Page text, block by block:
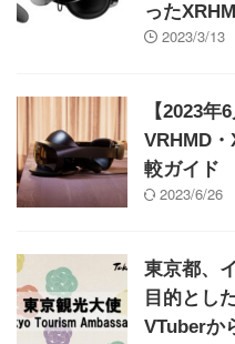
った
2023/3/13
【2023年
VRHMD
較ガイド
2023/6/26
東京都、
目的とし
VTuberか